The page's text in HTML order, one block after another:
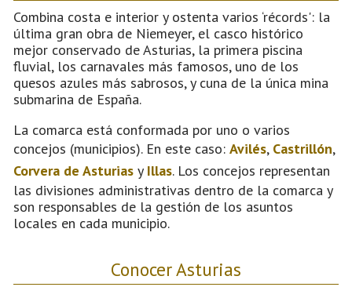
Combina costa e interior y ostenta varios ‘récords': la
última gran obra de Niemeyer, el casco histórico
mejor conservado de Asturias, la primera piscina
fluvial, los carnavales más famosos, uno de los
quesos azules más sabrosos, y cuna de la única mina
submarina de España.
La comarca está conformada por uno o varios
concejos (municipios). En este caso: Avilés, Castrillón,
Corvera de Asturias y Illas. Los concejos representan
las divisiones administrativas dentro de la comarca y
son responsables de la gestión de los asuntos
locales en cada municipio.
Conocer Asturias